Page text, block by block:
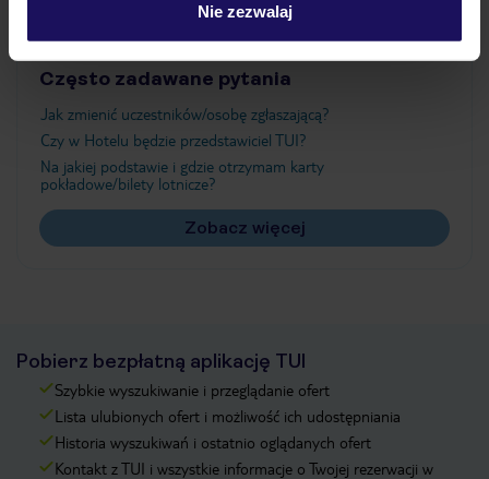
Nie zezwalaj
Często zadawane pytania
Jak zmienić uczestników/osobę zgłaszającą?
Czy w Hotelu będzie przedstawiciel TUI?
Na jakiej podstawie i gdzie otrzymam karty
pokładowe/bilety lotnicze?
Zobacz więcej
Pobierz bezpłatną aplikację TUI
Szybkie wyszukiwanie i przeglądanie ofert
Lista ulubionych ofert i możliwość ich udostępniania
Historia wyszukiwań i ostatnio oglądanych ofert
Kontakt z TUI i wszystkie informacje o Twojej rezerwacji w